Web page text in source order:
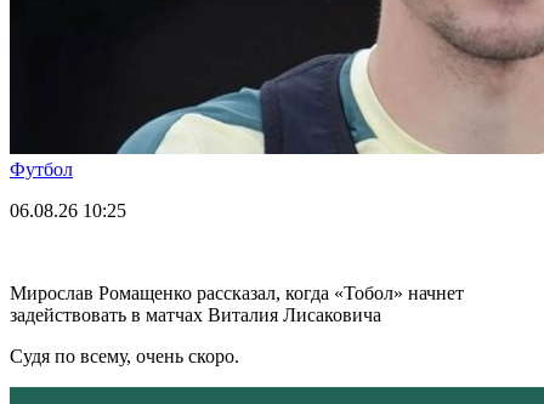
Футбол
06.08.26 10:25
Мирослав Ромащенко рассказал, когда «Тобол» начнет
задействовать в матчах Виталия Лисаковича
Судя по всему, очень скоро.